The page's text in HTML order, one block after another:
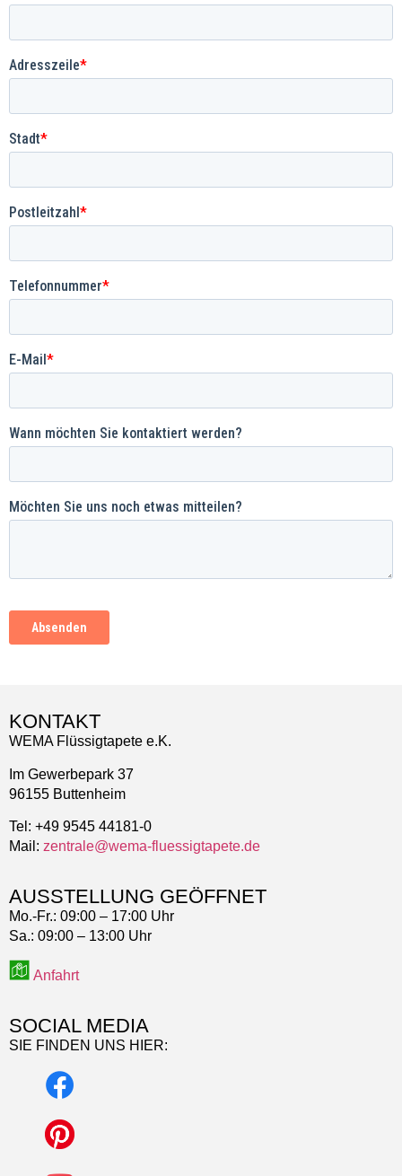
KONTAKT
WEMA Flüssigtapete e.K.
Im Gewerbepark 37
96155 Buttenheim
Tel: +49 9545 44181-0
Mail: zentrale@wema-fluessigtapete.de
AUSSTELLUNG GEÖFFNET
Mo.-Fr.: 09:00 – 17:00 Uhr
Sa.: 09:00 – 13:00 Uhr
Anfahrt
SOCIAL MEDIA
SIE FINDEN UNS HIER: